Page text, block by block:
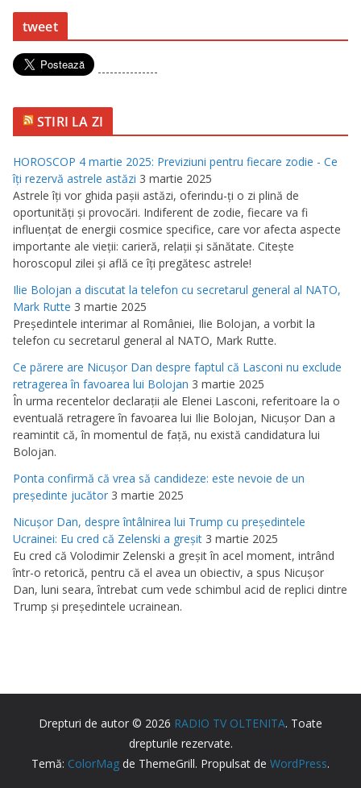
tweet
---------------
STIRI LA ZI
HOROSCOP 4 martie 2025: Previziuni pentru fiecare zodie - Ce
îţi rezervă astrele astăzi 3 martie 2025
Astrele îţi vor ghida paşii astăzi, oferindu-ţi o zi plină de
oportunităţi şi provocări. Indiferent de zodie, fiecare va fi
influenţat de energii cosmice specifice, care vor afecta aspecte
importante ale vieţii: carieră, relaţii şi sănătate. Citeşte
horoscopul zilei şi află ce îţi pregătesc astrele!
Ilie Bolojan a discutat la telefon cu secretarul general al NATO,
Mark Rutte 3 martie 2025
Preşedintele interimar al României, Ilie Bolojan, a vorbit la
telefon cu secretarul general al NATO, Mark Rutte.
Ce părere are Nicuşor Dan despre faptul că Lasconi nu exclude
retragerea în favoarea lui Bolojan 3 martie 2025
În urma recentelor declaraţii ale Elenei Lasconi, referitoare la o
eventuală retragere în favoarea lui Ilie Bolojan, Nicuşor Dan a
reamintit că, în momentul de faţă, nu există candidatura lui
Bolojan.
Ponta confirmă că vrea să candideze: este nevoie de un
preşedinte jucător 3 martie 2025
Nicuşor Dan, despre întâlnirea lui Trump cu preşedintele
Ucrainei: Eu cred că Zelenski a greşit 3 martie 2025
Eu cred că Volodimir Zelenski a greşit în acel moment, intrând
într-o retorică, pentru că el avea un obiectiv, a spus Nicuşor
Dan, luni seara, întrebat cum vede schimbul acid de replici dintre
Trump şi preşedintele ucrainean.
Drepturi de autor © 2026 RADIO TV OLTENITA. Toate
drepturile rezervate.
Temă: ColorMag de ThemeGrill. Propulsat de WordPress.